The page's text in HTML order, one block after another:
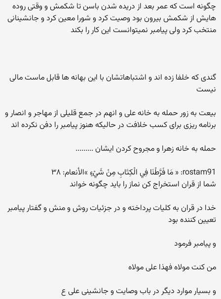
چگونه است که عمر بعد از دریده شدن باسن تا شکمش و وقتی روده
هایش از شکمش بیرون بود وصیت کرد و شورا معین کرد و جانشینانی
منتخب کرد ولی پیامبر نمیتوانست این کار را بکند
گندی که خلفا زده اند و اشتباهاتشان با این بهانه ها قابل ماست مالی
نیست
بیعت به زور حمله به خانه علی و انهم در جمع قلیلی از مهاجر و انصار و
برنامه ریزی برای کسب خلافت در حالیکه هنوز پیامبر را دفن نکرده اند
حمله به خانه زهرا و مجروح کردن ایشان .........
rostam91: « مَا فَرَّطْنَا فِي الْكِتَابِ مِنْ شَيْءٍ »الأنعام: ٣٨
شما از قران استخراج کن نماز را باید چگونه خواند
خدا در قران به کلیات پرداخته و در جزئیات روش و منش و گفتار پیامبر
تعیین کننده بود
و پیامبر فرمود
من کنت مولاه فهذا علی مولاه
و بسیار موارد دیگر در باب وصایت و جانشینی علی ع